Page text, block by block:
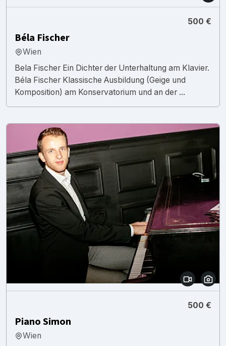
500 €
Béla Fischer
Wien
Bela Fischer Ein Dichter der Unterhaltung am Klavier.
Béla Fischer Klassische Ausbildung (Geige und
Komposition) am Konservatorium und an der ...
500 €
Piano Simon
Wien